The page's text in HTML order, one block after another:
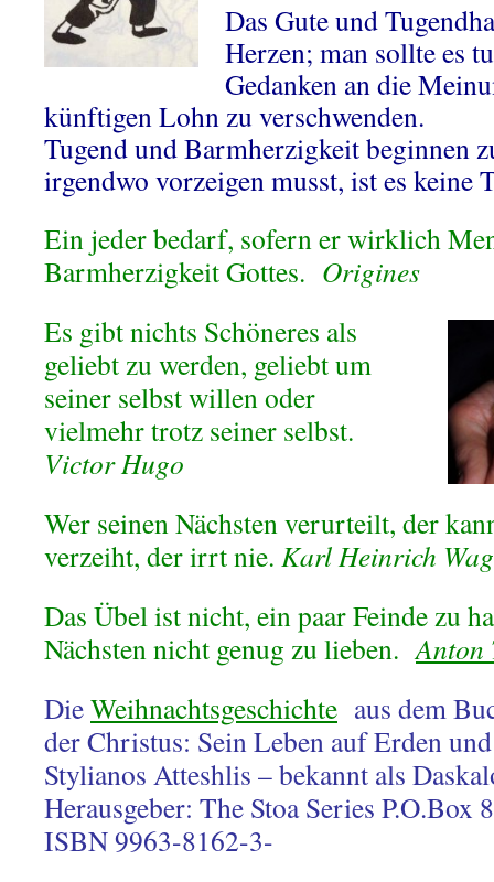
Das Gute und
Herzen; man sollte es
Gedanken an die
künftigen Lohn zu verschwenden.
Tugend und Barmherzigkeit beginnen
irgendwo vorzeigen musst, ist es keine
Ein jeder bedarf, sofern er wirklich
Barmherzigkeit Gottes. Origines
Es gibt nichts Schöneres als
geliebt zu werden, geliebt um
seiner selbst willen oder
vielmehr trotz seiner selbst.
Victor Hugo
Wer seinen Nächsten verurteilt, der
verzeiht, der irrt nie. Karl Heinrich
Das Übel ist nicht, ein paar Feinde zu
Nächsten nicht genug zu lieben. Anton
DieWeihnachtsgeschichte aus dem
der Christus: Sein Leben auf Erden
Stylianos Atteshlis – bekannt als
Herausgeber: The Stoa Series P.O.Box
ISBN 9963-8162-3-